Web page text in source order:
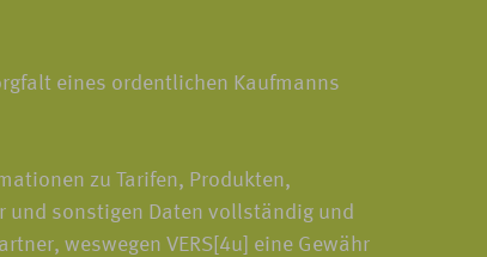
eines ordentlichen Kaufmanns
zu Tarifen, Produkten,
und sonstigen Daten vollständig und
weswegen VERS[4u] eine Gewähr